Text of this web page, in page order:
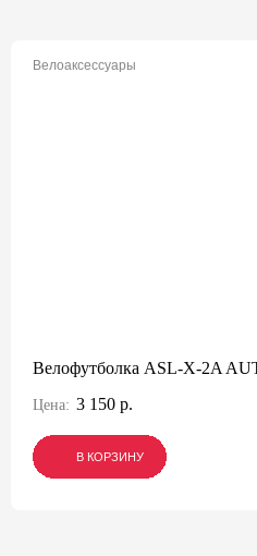
Велоаксессуары
Велофутболка ASL-X-2A
Цена: 3 150 р.
В КОРЗИНУ
В КОРЗИНУ
В КОРЗИНУ